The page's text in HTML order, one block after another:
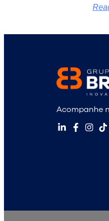
Acompanhe